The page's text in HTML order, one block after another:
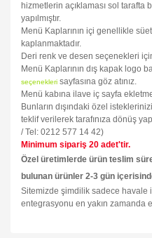
hizmetlerin açıklaması sol
yapılmıştır.
Menü Kaplarının içi genellikle
kaplanmaktadır.
Deri renk ve desen seçenekleri
Menü Kaplarının dış kapak logo
seçenekleri sayfasına göz atınız.
Menü kabına ilave iç sayfa
Bunların dışındaki özel
teklif verilerek tarafınıza dönüş
/ Tel: 0212 577 14 42)
Minimum sipariş 20 adet'tir.
Özel üretimlerde ürün teslim
bulunan ürünler 2-3 gün
Sitemizde şimdilik sadece havale
entegrasyonu en yakın zamanda